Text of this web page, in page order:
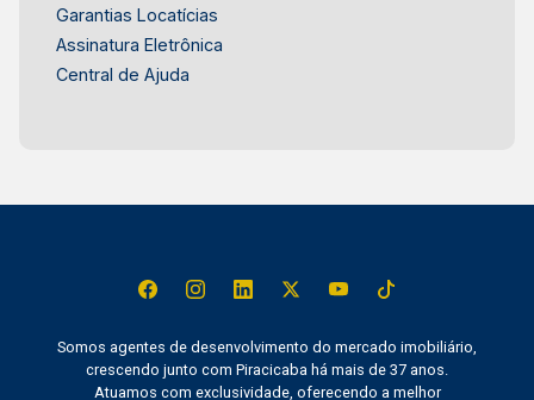
Garantias Locatícias
Assinatura Eletrônica
Central de Ajuda
Somos agentes de desenvolvimento do mercado imobiliário,
crescendo junto com Piracicaba há mais de 37 anos.
Atuamos com exclusividade, oferecendo a melhor